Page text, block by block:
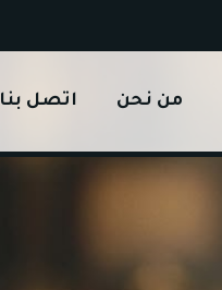
من نحن اتصل بنا